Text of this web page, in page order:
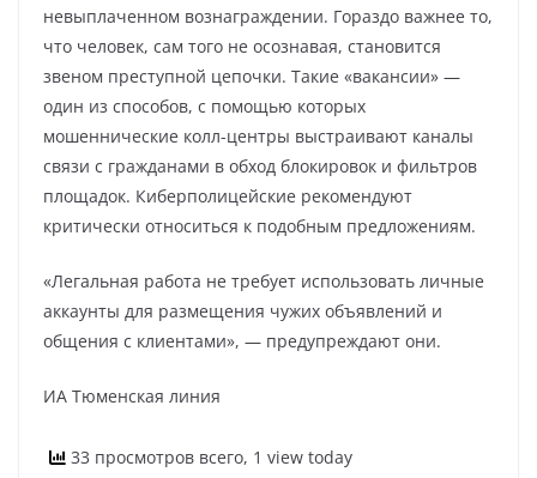
невыплаченном вознаграждении. Гораздо важнее то,
что человек, сам того не осознавая, становится
звеном преступной цепочки. Такие «вакансии» —
один из способов, с помощью которых
мошеннические колл-центры выстраивают каналы
связи с гражданами в обход блокировок и фильтров
площадок. Киберполицейские рекомендуют
критически относиться к подобным предложениям.
«Легальная работа не требует использовать личные
аккаунты для размещения чужих объявлений и
общения с клиентами», — предупреждают они.
ИА Тюменская линия
33 просмотров всего, 1 view today